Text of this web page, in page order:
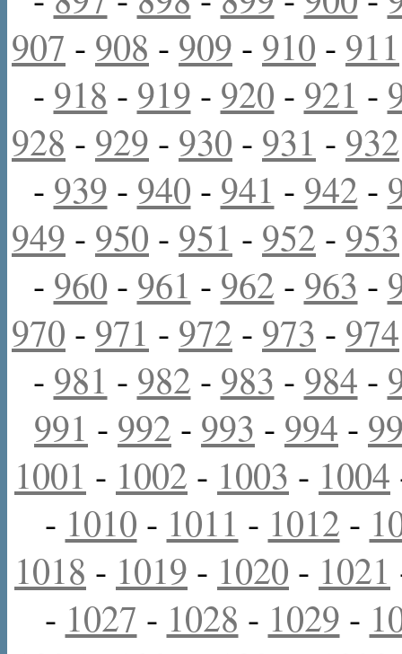
907 - 908 - 909 - 910 - 911
- 918 - 919 - 920 - 921 -
928 - 929 - 930 - 931 - 932
- 939 - 940 - 941 - 942 -
949 - 950 - 951 - 952 - 953
- 960 - 961 - 962 - 963 -
970 - 971 - 972 - 973 - 974
- 981 - 982 - 983 - 984 -
991 - 992 - 993 - 994 -
1001 - 1002 - 1003 - 1004
- 1010 - 1011 - 1012 -
1018 - 1019 - 1020 - 1021
- 1027 - 1028 - 1029 -